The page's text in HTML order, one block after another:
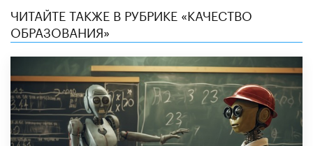
ЧИТАЙТЕ ТАКЖЕ В РУБРИКЕ «КАЧЕСТВО
ОБРАЗОВАНИЯ»